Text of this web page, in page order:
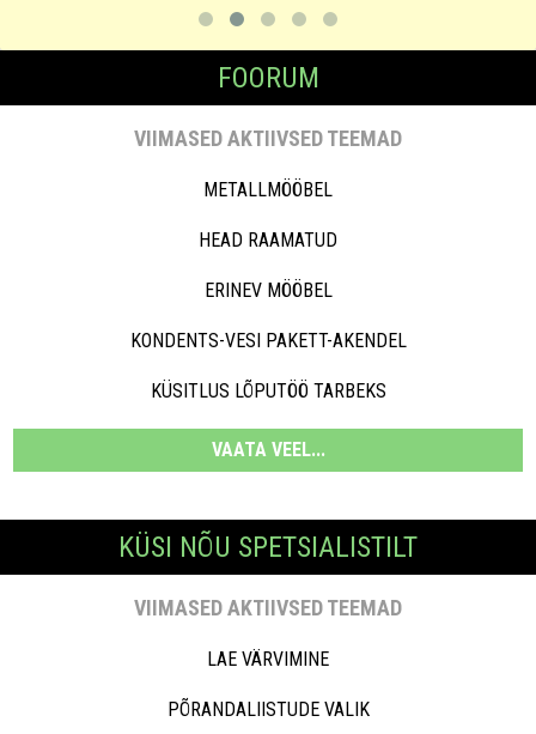
FOORUM
VIIMASED AKTIIVSED TEEMAD
METALLMÖÖBEL
HEAD RAAMATUD
ERINEV MÖÖBEL
KONDENTS-VESI PAKETT-AKENDEL
KÜSITLUS LÕPUTÖÖ TARBEKS
VAATA VEEL...
KÜSI NÕU SPETSIALISTILT
VIIMASED AKTIIVSED TEEMAD
LAE VÄRVIMINE
PÕRANDALIISTUDE VALIK